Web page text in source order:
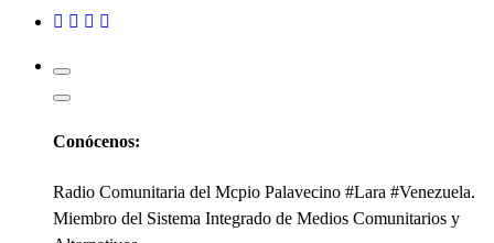
Kabudari
Conócenos:
Radio Comunitaria del Mcpio Palavecino #Lara #Venezuela.
Miembro del Sistema Integrado de Medios Comunitarios y